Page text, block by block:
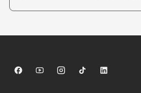
Sparkasse auf Facebook
Sparkasse auf Youtube
Sparkasse auf Instagram
Sparkasse auf TikTok
Sparkasse